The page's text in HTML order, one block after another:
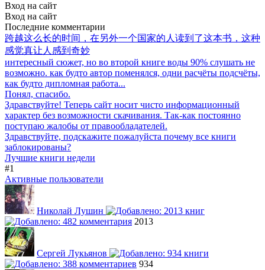
Вход на сайт
Вход на сайт
Последние комментарии
跨越这么长的时间，在另外一个国家的人读到了这本书，这种
感觉真让人感到奇妙
интересный сюжет, но во второй книге воды 90% слушать не
возможно. как будто автор поменялся, одни расчёты подсчёты,
как будто дипломная работа...
Понял, спасибо.
Здравствуйте! Теперь сайт носит чисто информационный
характер без возможности скачивания. Так-как постоянно
поступаю жалобы от правообладателей.
Здравствуйте, подскажите пожалуйста почему все книги
заблокированы?
Лучшие книги недели
#1
Активные пользователи
Николай Лушин
2013
Сергей Лукьянов
934